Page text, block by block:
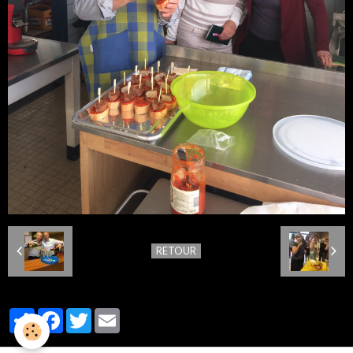
RETOUR
PartagerFacebook
Twitter